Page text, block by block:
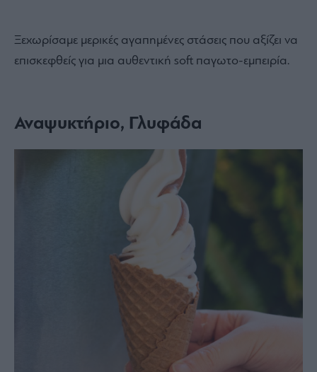
Ξεχωρίσαμε μερικές αγαπημένες στάσεις που αξίζει να
επισκεφθείς για μια αυθεντική soft παγωτο-εμπειρία.
Αναψυκτήριο, Γλυφάδα